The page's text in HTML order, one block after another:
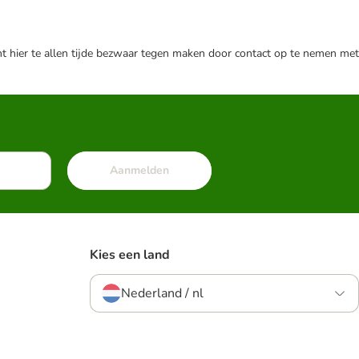
te allen tijde bezwaar tegen maken door contact op te nemen met
Aanmelden
Kies een land
Nederland / nl